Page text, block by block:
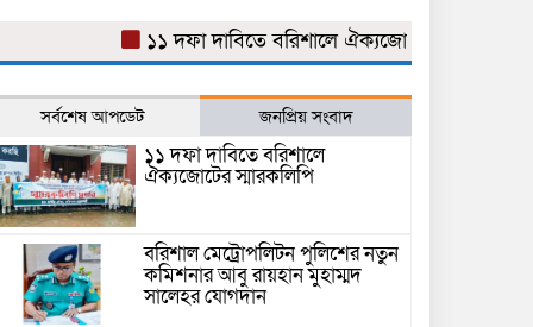
১১ দফা দাবিতে বরিশালে ঐক্যজোটের স্মারকলিপি
সর্বশেষ আপডেট জনপ্রিয় সংবাদ
১১ দফা দাবিতে বরিশালে
ঐক্যজোটের স্মারকলিপি
বরিশাল মেট্রোপলিটন পুলিশের নতুন
কমিশনার আবু রায়হান মুহাম্মদ
সালেহর যোগদান